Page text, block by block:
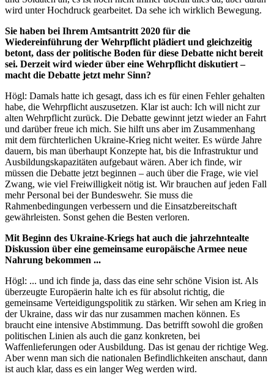
wird unter Hochdruck gearbeitet. Da sehe ich wirklich Bewegung.
Sie haben bei Ihrem Amtsantritt 2020 für die
Wiedereinführung der Wehrpflicht plädiert und gleichzeitig
betont, dass der politische Boden für diese Debatte nicht bereit
sei. Derzeit wird wieder über eine Wehrpflicht diskutiert –
macht die Debatte jetzt mehr Sinn?
Högl: Damals hatte ich gesagt, dass ich es für einen Fehler gehalten
habe, die Wehrpflicht auszusetzen. Klar ist auch: Ich will nicht zur
alten Wehrpflicht zurück. Die Debatte gewinnt jetzt wieder an Fahrt
und darüber freue ich mich. Sie hilft uns aber im Zusammenhang
mit dem fürchterlichen Ukraine-Krieg nicht weiter. Es würde Jahre
dauern, bis man überhaupt Konzepte hat, bis die Infrastruktur und
Ausbildungskapazitäten aufgebaut wären. Aber ich finde, wir
müssen die Debatte jetzt beginnen – auch über die Frage, wie viel
Zwang, wie viel Freiwilligkeit nötig ist. Wir brauchen auf jeden Fall
mehr Personal bei der Bundeswehr. Sie muss die
Rahmenbedingungen verbessern und die Einsatzbereitschaft
gewährleisten. Sonst gehen die Besten verloren.
Mit Beginn des Ukraine-Kriegs hat auch die jahrzehntealte
Diskussion über eine gemeinsame europäische Armee neue
Nahrung bekommen ...
Högl: ... und ich finde ja, dass das eine sehr schöne Vision ist. Als
überzeugte Europäerin halte ich es für absolut richtig, die
gemeinsame Verteidigungspolitik zu stärken. Wir sehen am Krieg in
der Ukraine, dass wir das nur zusammen machen können. Es
braucht eine intensive Abstimmung. Das betrifft sowohl die großen
politischen Linien als auch die ganz konkreten, bei
Waffenlieferungen oder Ausbildung. Das ist genau der richtige Weg.
Aber wenn man sich die nationalen Befindlichkeiten anschaut, dann
ist auch klar, dass es ein langer Weg werden wird.